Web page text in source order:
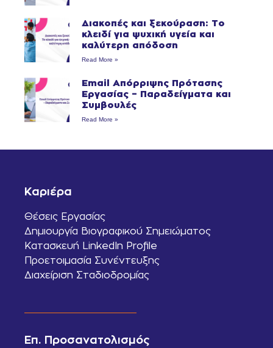
Διακοπές και ξεκούραση: Το
κλειδί για ψυχική υγεία και
καλύτερη απόδοση
Read More »
Email Απόρριψης Πρότασης
Εργασίας – Παραδείγματα και
Συμβουλές
Read More »
Καριέρα
Θέσεις Εργασίας
Δημιουργία Βιογραφικού Σημειώματος
Κατασκευή LinkedIn Profile
Προετοιμασία Συνέντευξης
Διαχείριση Σταδιοδρομίας
Επ. Προσανατολισμός